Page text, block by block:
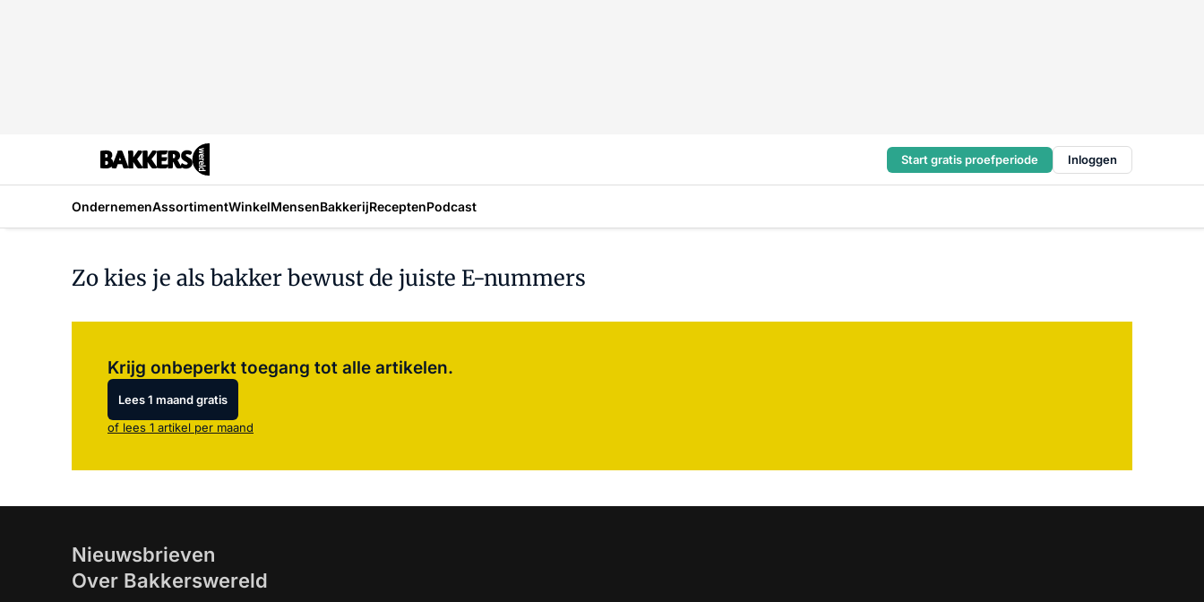
Start gratis proefperiode Inloggen
OndernemenAssortimentWinkelMensenBakkerijReceptenPodcast
Zo kies je als bakker bewust de juiste E-nummers
Krijg onbeperkt toegang tot alle artikelen.
Lees 1 maand gratis
of lees 1 artikel per maand
Nieuwsbrieven
Over Bakkerswereld